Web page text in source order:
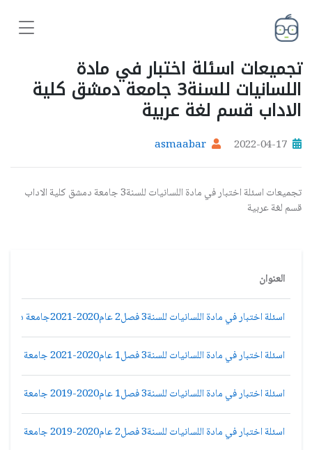
تجميعات اسئلة اختبار في مادة
اللسانيات للسنة3 جامعة دمشق كلية
الاداب قسم لغة عربية
2022-04-17
asmaabar
تجميعات اسئلة اختبار في مادة اللسانيات للسنة3 جامعة دمشق كلية الاداب
قسم لغة عربية
العنوان
اسئلة اختبار في مادة اللسانيات للسنة3 فصل2 عام2020-2021جامعة دمشق كلية الاداب قسم لغة عربية
اسئلة اختبار في مادة اللسانيات للسنة3 فصل1 عام2020-2021 جامعة دمشق كلية الاداب قسم لغة عربية
اسئلة اختبار في مادة اللسانيات للسنة3 فصل1 عام2020-2019 جامعة دمشق كلية الاداب قسم لغة عربية
اسئلة اختبار في مادة اللسانيات للسنة3 فصل2 عام2020-2019 جامعة دمشق كلية الاداب قسم لغة عربية